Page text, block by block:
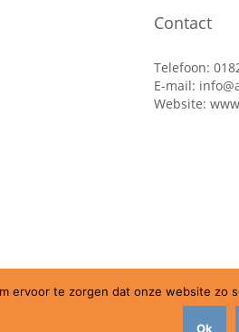
Contact
Telefoon:
E-mail:
Website:
Ondersteund door
ervoor te zorgen dat onze website
Ok